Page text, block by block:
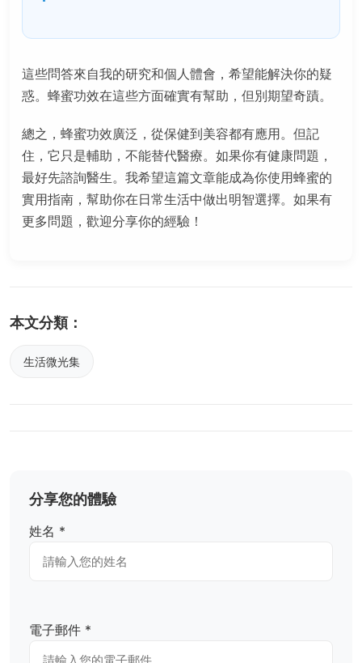
這些問答來自我的研究和個人體會，希望能解決你的疑
惑。蜂蜜功效在這些方面確實有幫助，但別期望奇蹟。
總之，蜂蜜功效廣泛，從保健到美容都有應用。但記
住，它只是輔助，不能替代醫療。如果你有健康問題，
最好先諮詢醫生。我希望這篇文章能成為你使用蜂蜜的
實用指南，幫助你在日常生活中做出明智選擇。如果有
更多問題，歡迎分享你的經驗！
本文分類：
生活微光集
分享您的體驗
姓名 *
電子郵件 *